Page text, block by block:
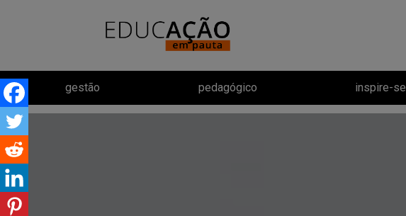
gestão pedagógico inspire-se